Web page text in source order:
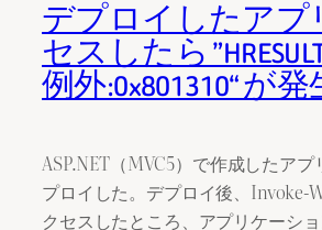
デプロイしたアプ
セスしたら
例外:0x801310“ が
ASP.NET（MVC5）で作成したア
プロイした。デプロイ後、Invoke-
クセスしたところ、アプリケーシ